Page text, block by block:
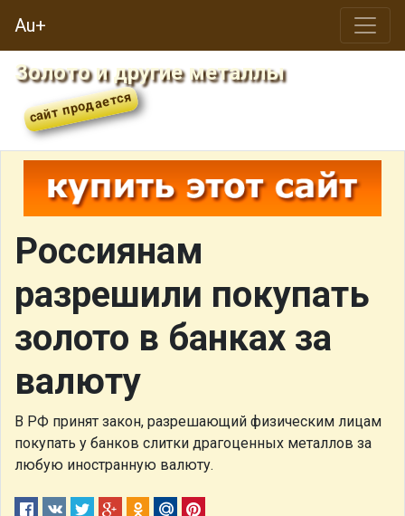
Au+
Золото и другие металлы
Россиянам
разрешили покупать
золото в банках за
валюту
В РФ принят закон, разрешающий физическим лицам
покупать у банков слитки драгоценных металлов за
любую иностранную валюту.